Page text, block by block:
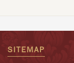
SITEMAP